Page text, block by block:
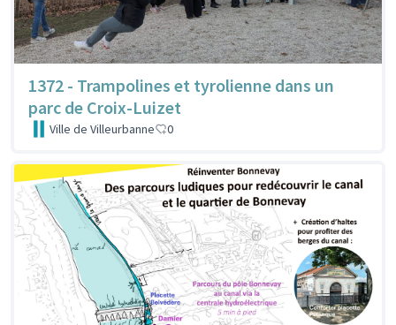
1372 - Trampolines et tyrolienne dans un
parc de Croix-Luizet
Ville de Villeurbanne 0